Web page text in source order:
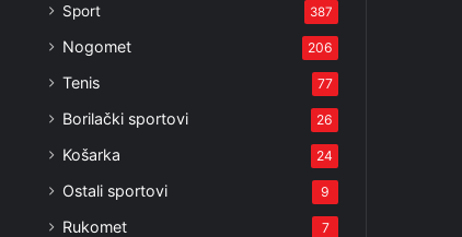
Sport 387
Nogomet 206
Tenis 77
Borilački sportovi 26
Košarka 24
Ostali sportovi 9
Rukomet 7